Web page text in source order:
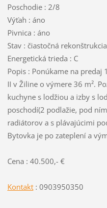
Poschodie : 2/8
Výťah : áno
Pivnica : áno
Stav : čiastočná rekonštrukcia
Energetická trieda : C
Popis : Ponúkame na predaj
II v Žiline o výmere 36 m².
kuchyne s lodžiou a izby s
poschodí(2 podlažie, pod
radiátorov a s plávajúcimi
Bytovka je po zateplení a
Cena : 40.500,- €
Kontakt: 0903950350